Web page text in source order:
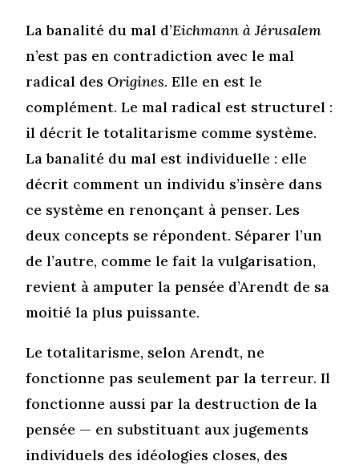
La banalité du mal d’Eichmann à Jérusalem
n’est pas en contradiction avec le mal
radical desOrigines. Elle en est le
complément. Le mal radical est structurel :
il décrit le totalitarisme comme système.
La banalité du mal est individuelle : elle
décrit comment un individu s’insère dans
ce système en renonçant à penser. Les
deux concepts se répondent. Séparer l’un
de l’autre, comme le fait la vulgarisation,
revient à amputer la pensée d’Arendt de sa
moitié la plus puissante.
Le totalitarisme, selon Arendt, ne
fonctionne pas seulement par la terreur. Il
fonctionne aussi par la destruction de la
pensée — en substituant aux jugements
individuels des idéologies closes, des